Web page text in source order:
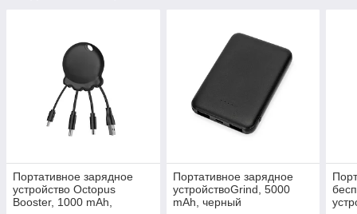
Портативное зарядное
устройство Octopus
Booster, 1000 mAh,
Портативное зарядное
устройствоGrind, 5000
mAh, черный